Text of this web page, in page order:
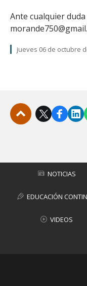
Ante cualquier
jueves 06 de octubre
NOTICIAS
EDUCACIÓN
VIDEOS